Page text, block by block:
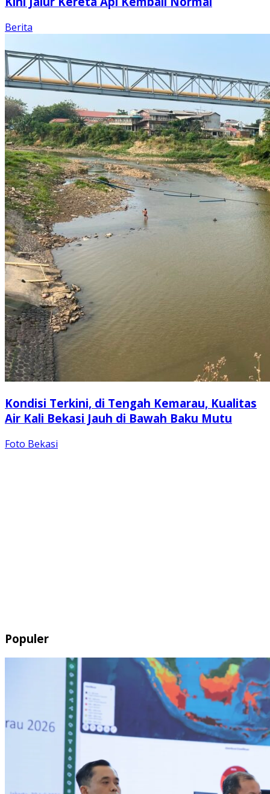
Berita
Kondisi Terkini, di Tengah Kemarau, Kualitas
Air Kali Bekasi Jauh di Bawah Baku Mutu
Foto Bekasi
Populer